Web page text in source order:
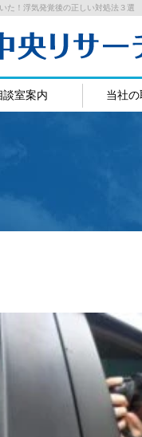
た！浮気発覚後の正しい対処法３選
談室案内 当社